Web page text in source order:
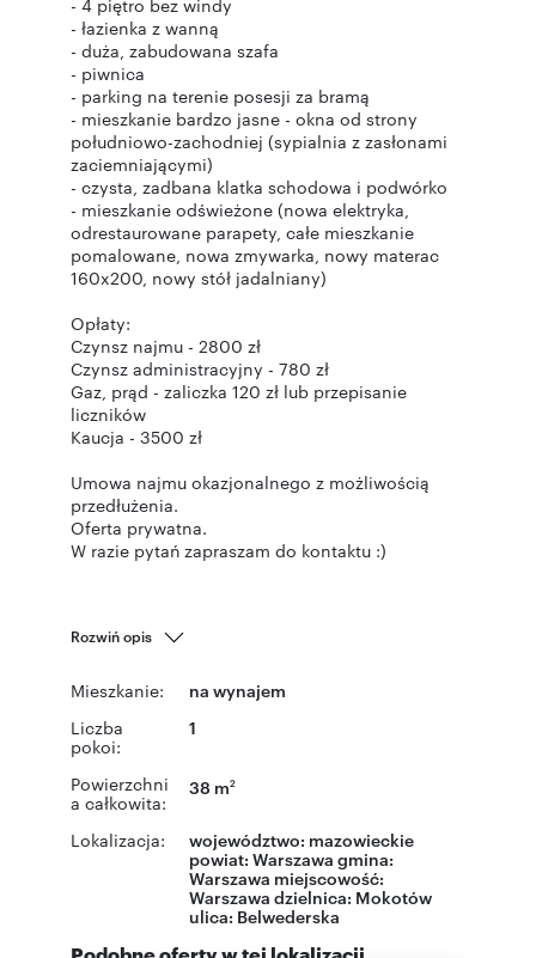
- 4 piętro bez windy
- łazienka z wanną
- duża, zabudowana szafa
- piwnica
- parking na terenie posesji za bramą
- mieszkanie bardzo jasne - okna od strony
południowo-zachodniej (sypialnia z zasłonami
zaciemniającymi)
- czysta, zadbana klatka schodowa i podwórko
- mieszkanie odświeżone (nowa elektryka,
odrestaurowane parapety, całe mieszkanie
pomalowane, nowa zmywarka, nowy materac
160x200, nowy stół jadalniany)
Opłaty:
Czynsz najmu - 2800 zł
Czynsz administracyjny - 780 zł
Gaz, prąd - zaliczka 120 zł lub przepisanie
liczników
Kaucja - 3500 zł
Umowa najmu okazjonalnego z możliwością
przedłużenia.
Oferta prywatna.
W razie pytań zapraszam do kontaktu :)
Rozwiń opis
Mieszkanie: na wynajem
Liczba
pokoi:
1
Powierzchni
a całkowita:
38 m2
Lokalizacja: województwo: mazowieckie
powiat: Warszawa gmina:
Warszawa miejscowość:
Warszawa dzielnica: Mokotów
ulica: Belwederska